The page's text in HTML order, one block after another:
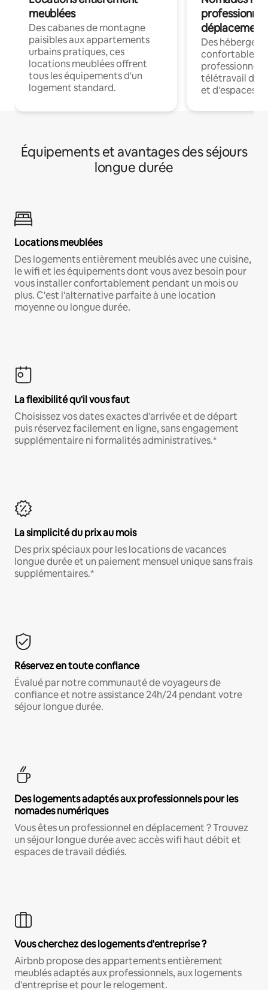
meublées
Des cabanes de montagne
paisibles aux appartements
urbains pratiques, ces
locations meublées offrent
tous les équipements d'un
logement standard.
déplacement
Des
confortables
professionnels
télétravail
et d'espaces
Équipements et avantages des séjours
longue durée
Locations meublées
Des logements entièrement meublés avec une cuisine,
le wifi et les équipements dont vous avez besoin pour
vous installer confortablement pendant un mois ou
plus. C'est l'alternative parfaite à une location
moyenne ou longue durée.
La flexibilité qu'il vous faut
Choisissez vos dates exactes d'arrivée et de départ
puis réservez facilement en ligne, sans engagement
supplémentaire ni formalités administratives.*
La simplicité du prix au mois
Des prix spéciaux pour les locations de vacances
longue durée et un paiement mensuel unique sans frais
supplémentaires.*
Réservez en toute confiance
Évalué par notre communauté de voyageurs de
confiance et notre assistance 24h/24 pendant votre
séjour longue durée.
Des logements adaptés aux professionnels pour les
nomades numériques
Vous êtes un professionnel en déplacement ? Trouvez
un séjour longue durée avec accès wifi haut débit et
espaces de travail dédiés.
Vous cherchez des logements d'entreprise ?
Airbnb propose des appartements entièrement
meublés adaptés aux professionnels, aux logements
d'entreprise et pour le relogement.